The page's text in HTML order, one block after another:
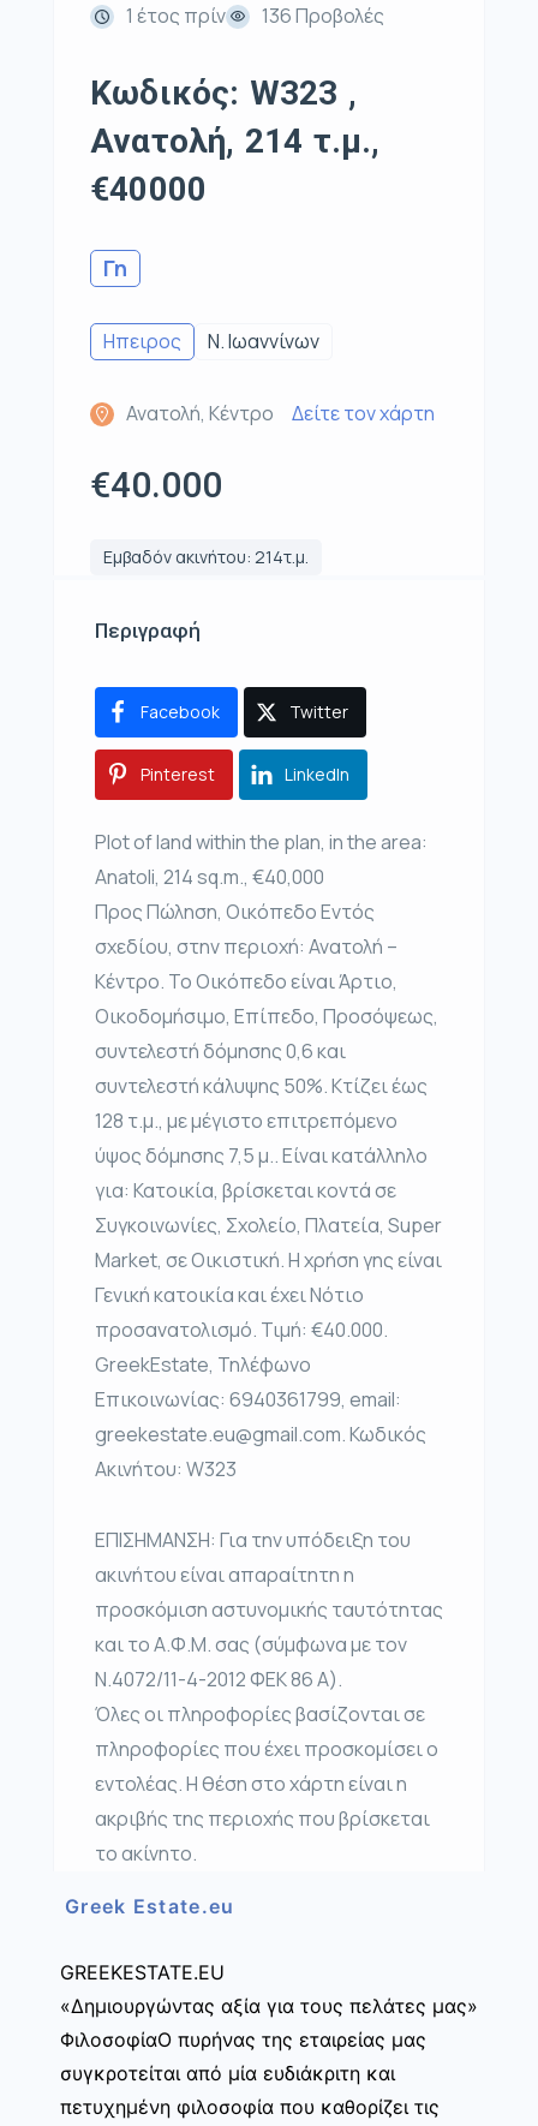
1 έτος πρίν
136 Προβολές
Κωδικός: W323 ,
Ανατολή, 214 τ.μ.,
€40000
Γη
Ηπειρος Ν. Ιωαννίνων
Ανατολή, Κέντρο Δείτε τον χάρτη
€40.000
Εμβαδόν ακινήτου: 214τ.μ.
Περιγραφή
Facebook Twitter
Pinterest LinkedIn
Plot of land within the plan, in the area:
Anatoli, 214 sq.m., €40,000
Προς Πώληση, Οικόπεδο Εντός
σχεδίου, στην περιοχή: Ανατολή –
Κέντρο. Το Οικόπεδο είναι Άρτιο,
Οικοδομήσιμο, Επίπεδο, Προσόψεως,
συντελεστή δόμησης 0,6 και
συντελεστή κάλυψης 50%. Κτίζει έως
128 τ.μ., με μέγιστο επιτρεπόμενο
ύψος δόμησης 7,5 μ.. Είναι κατάλληλο
για: Κατοικία, βρίσκεται κοντά σε
Συγκοινωνίες, Σχολείο, Πλατεία, Super
Market, σε Οικιστική. Η χρήση γης είναι
Γενική κατοικία και έχει Νότιο
προσανατολισμό. Τιμή: €40.000.
GreekEstate, Τηλέφωνο
Επικοινωνίας: 6940361799, email:
greekestate.eu@gmail.com. Κωδικός
Ακινήτου: W323
ΕΠΙΣΗΜΑΝΣΗ: Για την υπόδειξη του
ακινήτου είναι απαραίτητη η
προσκόμιση αστυνομικής ταυτότητας
και το Α.Φ.Μ. σας (σύμφωνα με τον
Ν.4072/11-4-2012 ΦΕΚ 86 Α).
Όλες οι πληροφορίες βασίζονται σε
πληροφορίες που έχει προσκομίσει ο
εντολέας. Η θέση στο χάρτη είναι η
ακριβής της περιοχής που βρίσκεται
το ακίνητο.
Greek Estate.eu
GREEKESTATE.EU
«Δημιουργώντας αξία για τους πελάτες μας»
ΦιλοσοφίαΟ πυρήνας της εταιρείας μας
συγκροτείται από μία ευδιάκριτη και
πετυχημένη φιλοσοφία που καθορίζει τις